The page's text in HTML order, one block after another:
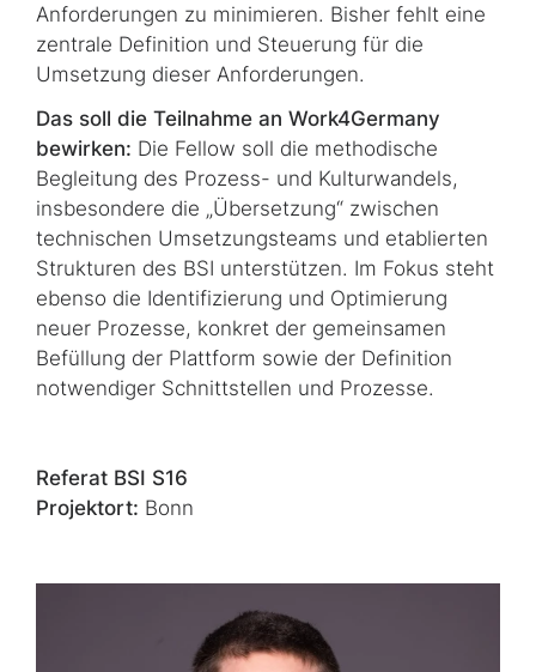
Anforderungen zu minimieren. Bisher fehlt eine
zentrale Definition und Steuerung für die
Umsetzung dieser Anforderungen.
Das soll die Teilnahme an Work4Germany
bewirken: Die Fellow soll die methodische
Begleitung des Prozess- und Kulturwandels,
insbesondere die „Übersetzung“ zwischen
technischen Umsetzungsteams und etablierten
Strukturen des BSI unterstützen. Im Fokus steht
ebenso die Identifizierung und Optimierung
neuer Prozesse, konkret der gemeinsamen
Befüllung der Plattform sowie der Definition
notwendiger Schnittstellen und Prozesse.
Referat BSI S16
Projektort: Bonn